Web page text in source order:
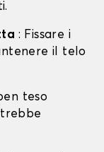
: Fissare i
il telo
teso